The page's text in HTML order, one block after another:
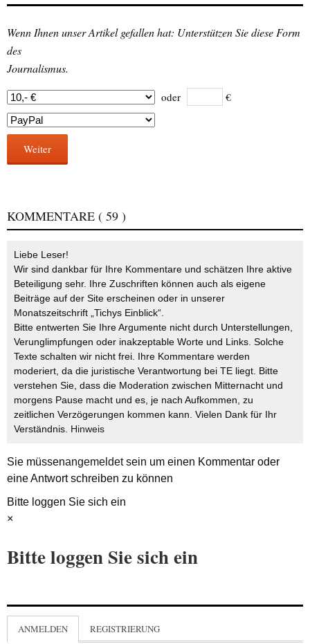
Wenn Ihnen unser Artikel gefallen hat: Unterstützen Sie diese Form
des
Journalismus.
oder €
Weiter
KOMMENTARE ( 59 )
Liebe Leser!
Wir sind dankbar für Ihre Kommentare und schätzen Ihre aktive
Beteiligung sehr. Ihre Zuschriften können auch als eigene
Beiträge auf der Site erscheinen oder in unserer
Monatszeitschrift „Tichys Einblick“.
Bitte entwerten Sie Ihre Argumente nicht durch Unterstellungen,
Verunglimpfungen oder inakzeptable Worte und Links. Solche
Texte schalten wir nicht frei. Ihre Kommentare werden
moderiert, da die juristische Verantwortung bei TE liegt. Bitte
verstehen Sie, dass die Moderation zwischen Mitternacht und
morgens Pause macht und es, je nach Aufkommen, zu
zeitlichen Verzögerungen kommen kann. Vielen Dank für Ihr
Verständnis. Hinweis
Sie müssenangemeldetsein um einen Kommentar oder
eine Antwort schreiben zu können
Bitte loggen Sie sich ein
×
Bitte loggen Sie sich ein
ANMELDEN REGISTRIERUNG